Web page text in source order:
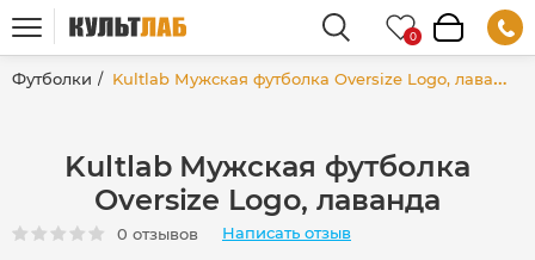
Футболки Kultlab Мужская футболка Oversize Logo, лаванда
Kultlab Мужская футболка
Oversize Logo, лаванда
0 отзывов Написать отзыв